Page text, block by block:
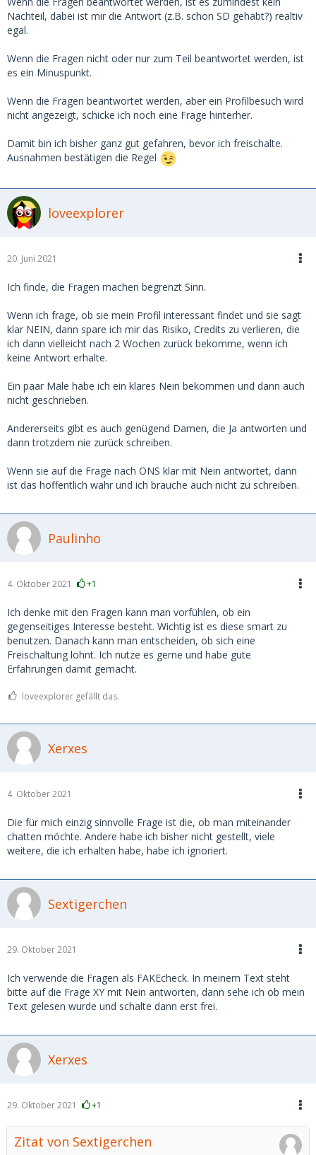
Nachteil, dabei ist mir die Antwort (z.B. schon SD gehabt?) realtiv
egal.
Wenn die Fragen nicht oder nur zum Teil beantwortet werden, ist
es ein Minuspunkt.
Wenn die Fragen beantwortet werden, aber ein Profilbesuch wird
nicht angezeigt, schicke ich noch eine Frage hinterher.
Damit bin ich bisher ganz gut gefahren, bevor ich freischalte.
Ausnahmen bestätigen die Regel
loveexplorer
20. Juni 2021
Ich finde, die Fragen machen begrenzt Sinn.
Wenn ich frage, ob sie mein Profil interessant findet und sie sagt
klar NEIN, dann spare ich mir das Risiko, Credits zu verlieren, die
ich dann vielleicht nach 2 Wochen zurück bekomme, wenn ich
keine Antwort erhalte.
Ein paar Male habe ich ein klares Nein bekommen und dann auch
nicht geschrieben.
Andererseits gibt es auch genügend Damen, die Ja antworten und
dann trotzdem nie zurück schreiben.
Wenn sie auf die Frage nach ONS klar mit Nein antwortet, dann
ist das hoffentlich wahr und ich brauche auch nicht zu schreiben.
Paulinho
4. Oktober 2021 +1
Ich denke mit den Fragen kann man vorfühlen, ob ein
gegenseitiges Interesse besteht. Wichtig ist es diese smart zu
benutzen. Danach kann man entscheiden, ob sich eine
Freischaltung lohnt. Ich nutze es gerne und habe gute
Erfahrungen damit gemacht.
loveexplorer gefällt das.
Xerxes
4. Oktober 2021
Die für mich einzig sinnvolle Frage ist die, ob man miteinander
chatten möchte. Andere habe ich bisher nicht gestellt, viele
weitere, die ich erhalten habe, habe ich ignoriert.
Sextigerchen
29. Oktober 2021
Ich verwende die Fragen als FAKEcheck. In meinem Text steht
bitte auf die Frage XY mit Nein antworten, dann sehe ich ob mein
Text gelesen wurde und schalte dann erst frei.
Xerxes
29. Oktober 2021 +1
Zitat von Sextigerchen